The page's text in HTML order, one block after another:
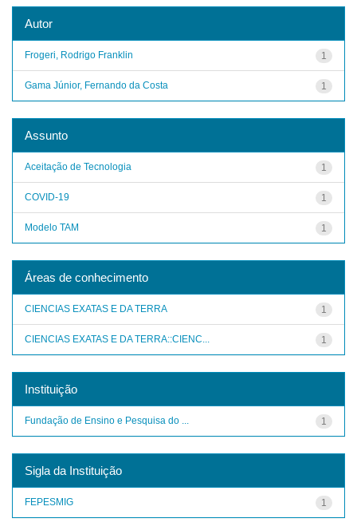
Autor
1
Frogeri, Rodrigo Franklin
1
Gama Júnior, Fernando da Costa
Assunto
1
Aceitação de Tecnologia
1
COVID-19
1
Modelo TAM
Áreas de conhecimento
1
CIENCIAS EXATAS E DA TERRA
1
CIENCIAS EXATAS E DA TERRA::CIENC...
Instituição
1
Fundação de Ensino e Pesquisa do ...
Sigla da Instituição
1
FEPESMIG